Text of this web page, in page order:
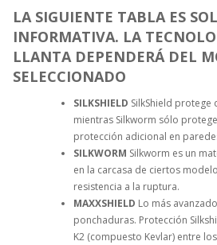
LA SIGUIENTE TABLA ES
INFORMATIVA. LA
LLANTA DEPENDERÁ DEL
SELECCIONADO
SILKSHIELD SilkShield protege
mientras Silkworm sólo
protección adicional en
SILKWORM Silkworm es un
en la carcasa de ciertos
resistencia a la ruptura.
MAXXSHIELD Lo más
ponchaduras. Protección
K2 (compuesto Kevlar) entre